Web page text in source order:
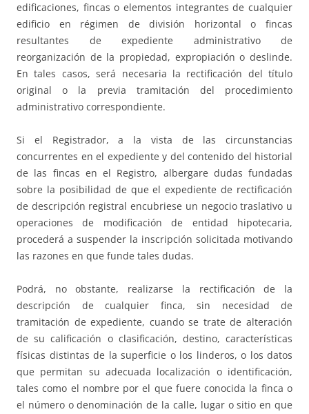
edificaciones, fincas o elementos integrantes de cualquier
edificio en régimen de división horizontal o fincas
resultantes de expediente administrativo de
reorganización de la propiedad, expropiación o deslinde.
En tales casos, será necesaria la rectificación del título
original o la previa tramitación del procedimiento
administrativo correspondiente.
Si el Registrador, a la vista de las circunstancias
concurrentes en el expediente y del contenido del historial
de las fincas en el Registro, albergare dudas fundadas
sobre la posibilidad de que el expediente de rectificación
de descripción registral encubriese un negocio traslativo u
operaciones de modificación de entidad hipotecaria,
procederá a suspender la inscripción solicitada motivando
las razones en que funde tales dudas.
Podrá, no obstante, realizarse la rectificación de la
descripción de cualquier finca, sin necesidad de
tramitación de expediente, cuando se trate de alteración
de su calificación o clasificación, destino, características
físicas distintas de la superficie o los linderos, o los datos
que permitan su adecuada localización o identificación,
tales como el nombre por el que fuere conocida la finca o
el número o denominación de la calle, lugar o sitio en que